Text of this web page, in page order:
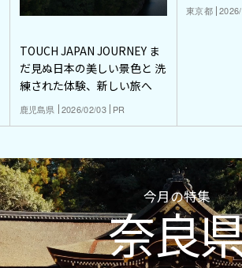
TOUCH JAPAN JOURNEY ま
だ見ぬ日本の美しい景色と 洗
練された体験、新しい旅へ
鹿児島県 2026/02/03 PR
東京都
今月の特集
奈良